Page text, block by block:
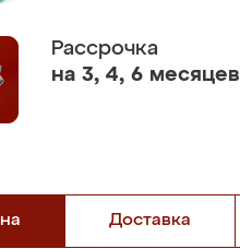
Рассрочка
на 3, 4, 6 месяцев
Доставка